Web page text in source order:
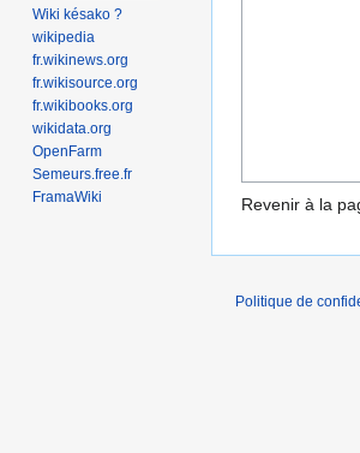
Revenir à la
Wiki késako ?
wikipedia
fr.wikinews.org
fr.wikisource.org
fr.wikibooks.org
wikidata.org
OpenFarm
Semeurs.free.fr
FramaWiki
Politique de